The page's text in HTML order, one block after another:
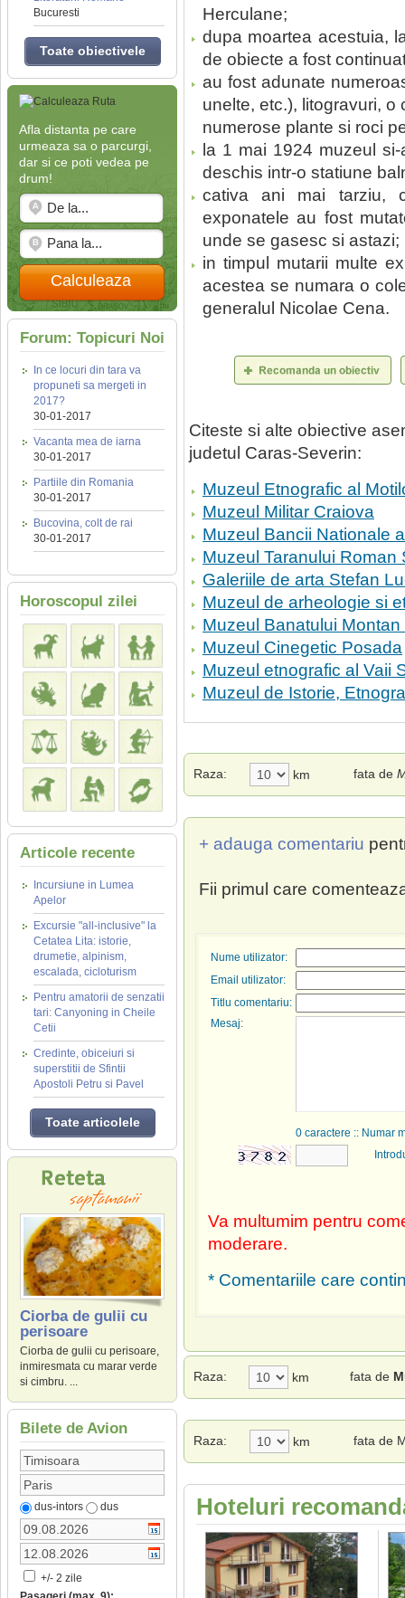
Bucuresti
Toate obiectivele
Afla distanta pe care
urmeaza sa o parcurgi,
dar si ce poti vedea pe
drum!
Calculeaza
Forum: Topicuri Noi
In ce locuri din tara va
propuneti sa mergeti in
2017?
30-01-2017
Vacanta mea de iarna
30-01-2017
Partiile din Romania
30-01-2017
Bucovina, colt de rai
30-01-2017
Horoscopul zilei
Articole recente
Incursiune in Lumea
Apelor
Excursie "all-inclusive" la
Cetatea Lita: istorie,
drumetie, alpinism,
escalada, cicloturism
Pentru amatorii de senzatii
tari: Canyoning in Cheile
Cetii
Credinte, obiceiuri si
superstitii de Sfintii
Apostoli Petru si Pavel
Toate articolele
Ciorba de gulii cu
perisoare
Ciorba de gulii cu perisoare,
inmiresmata cu marar verde
si cimbru. ...
Bilete de Avion
dus-intors dus
+/- 2 zile
Herculane;
dupa moartea acestuia,
de obiecte a fost
au fost adunate
unelte, etc.), litogravuri,
numerose plante si roci
la 1 mai 1924 muzeul
deschis intr-o statiune
cativa ani mai tarziu,
exponatele au fost
unde se gasesc si astazi;
in timpul mutarii multe
acestea se numara o
generalul Nicolae Cena.
Citeste si alte obiective
judetul Caras-Severin:
Muzeul Etnografic al
Muzeul Militar Craiova
Muzeul Bancii Nationale
Muzeul Taranului Roman
Galeriile de arta Stefan
Muzeul de arheologie si
Muzeul Banatului Montan
Muzeul Cinegetic Posada
Muzeul etnografic al Vaii
Muzeul de Istorie,
Raza: km fata de
+ adauga comentariu
Fii primul care
Nume utilizator:
Email utilizator:
Titlu comentariu:
Mesaj:
0 caractere :: Numar
Va multumim pentru
moderare.
* Comentariile care
Raza: km fata de
Raza: km fata de
Hoteluri